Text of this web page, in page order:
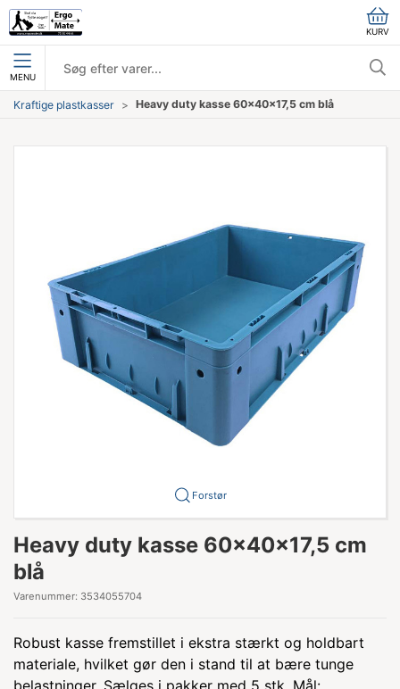
KURV
MENU
Kraftige plastkasser Heavy duty kasse 60x40x17,5 cm blå
Forstør
Heavy duty kasse 60x40x17,5 cm
blå
Varenummer: 3534055704
Robust kasse fremstillet i ekstra stærkt og holdbart
materiale, hvilket gør den i stand til at bære tunge
belastninger. Sælges i pakker med 5 stk. Mål: